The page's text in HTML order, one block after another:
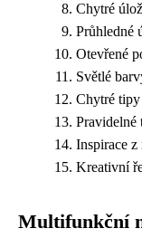
Chytré
Průhledné
Otevřené
Světlé
Chytré
Pravidelné
Inspirace
Kreativní
Multifunkční